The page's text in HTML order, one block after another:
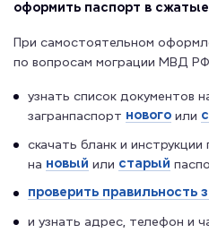
оформить паспорт в сжатые
При самостоятельном
по вопросам мограции МВД
узнать список документов
загранпаспорт нового или
скачать бланк и
на новый или старый
проверить правильность
и узнать адрес, телефон и